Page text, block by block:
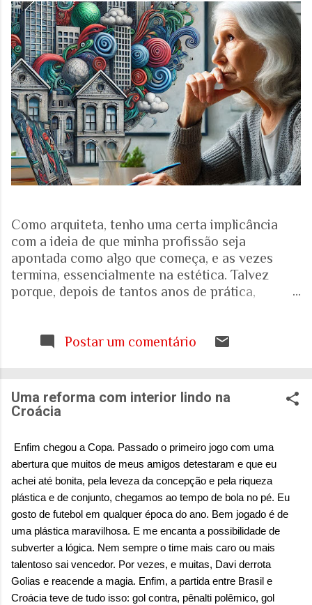
Como arquiteta, tenho uma certa implicância
com a ideia de que minha profissão seja
apontada como algo que começa, e as vezes
termina, essencialmente na estética. Talvez
porque, depois de tantos anos de prática,
cada vez mais evidente para mim que uma porta,
aquilo que aparece nas fotografias dos
projetos. Quando falamos de envelhecimento,
mostra que o Brasil está envelhecendo
rapidamente. Aquela pirâmide etária que
aprendemos a desenhar nos livros de geografia
já não representa o país que temos. E ainda
estamos tentando entender o que isso significa
para as nossas casas, para as nossas cidades e
para o sistema de saúde. Eu costumo pensar que
há uma pergunta simples por trás de tudo isso:
onde queremos envelhecer? A resposta da
maioria das p...
Postar um comentário
Uma reforma com interior lindo na
Croácia
Enfim chegou a Copa. Passado o primeiro jogo com uma
abertura que muitos de meus amigos detestaram e que eu
achei até bonita, pela leveza da concepção e pela riqueza
plástica e de conjunto, chegamos ao tempo de bola no pé. Eu
gosto de futebol em qualquer época do ano. Bem jogado é de
uma plástica maravilhosa. E me encanta a possibilidade de
subverter a lógica. Nem sempre o time mais caro ou mais
talentoso sai vencedor. Por vezes, e muitas, Davi derrota
Golias e reacende a magia. Enfim, a partida entre Brasil e
Croácia teve de tudo isso: gol contra, pênalti polêmico, gol